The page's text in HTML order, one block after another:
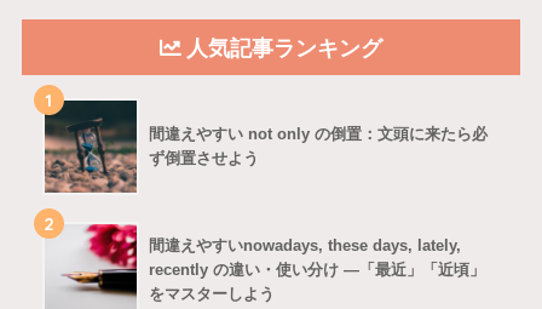
人気記事ランキング
1
間違えやすい not only の倒置：文頭に来たら必
ず倒置させよう
2
間違えやすいnowadays, these days, lately,
recently の違い・使い分け ―「最近」「近頃」
をマスターしよう